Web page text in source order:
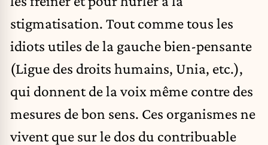
stigmatisation. Tout comme tous les
idiots utiles de la gauche bien-pensante
(Ligue des droits humains, Unia, etc.),
qui donnent de la voix même contre des
mesures de bon sens. Ces organismes ne
vivent que sur le dos du contribuable